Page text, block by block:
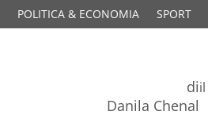
POLITICA & ECONOMIA SPORT
di
Danila Chenal
il